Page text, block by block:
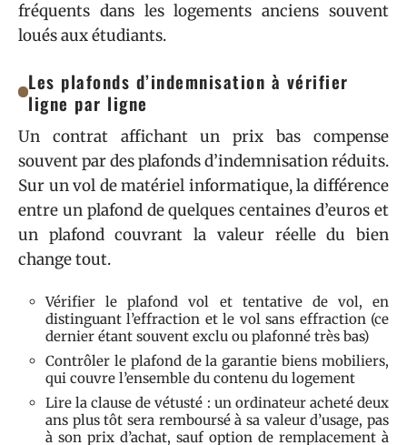
fréquents dans les logements anciens souvent
loués aux étudiants.
Les plafonds d’indemnisation à vérifier
ligne par ligne
Un contrat affichant un prix bas compense
souvent par des plafonds d’indemnisation réduits.
Sur un vol de matériel informatique, la différence
entre un plafond de quelques centaines d’euros et
un plafond couvrant la valeur réelle du bien
change tout.
Vérifier le plafond vol et tentative de vol, en
distinguant l’effraction et le vol sans effraction (ce
dernier étant souvent exclu ou plafonné très bas)
Contrôler le plafond de la garantie biens mobiliers,
qui couvre l’ensemble du contenu du logement
Lire la clause de vétusté : un ordinateur acheté deux
ans plus tôt sera remboursé à sa valeur d’usage, pas
à son prix d’achat, sauf option de remplacement à